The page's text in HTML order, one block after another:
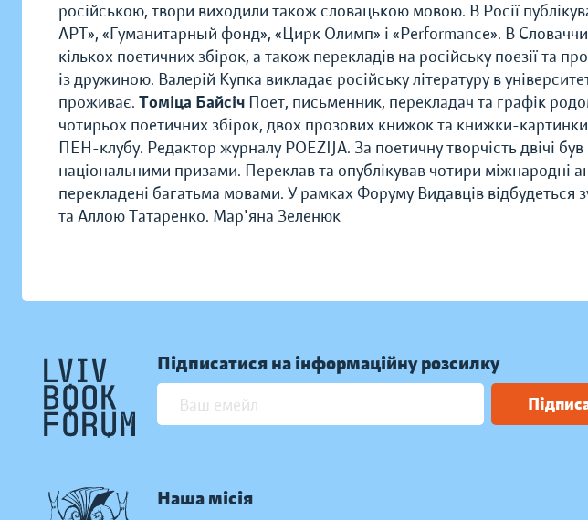
російською, твори виходили також словацькою мовою. В Росії
АРТ», «Гуманитарный фонд», «Цирк Олимп» і «Performance». В
кількох поетичних збірок, а також перекладів на російську поезії та
із дружиною. Валерій Купка викладає російську літературу в
проживає. Томіца Байсіч Поет, письменник, перекладач та графік
чотирьох поетичних збірок, двох прозових книжок та книжки-
ПЕН-клубу. Редактор журналу POEZIJA. За поетичну творчість двічі
національними призами. Переклав та опублікував чотири міжнародні
перекладені багатьма мовами. У рамках Форуму Видавців відбудеться
та Аллою Татаренко. Мар'яна Зеленюк
Підписатися на інформаційну розсилку
Наша місія